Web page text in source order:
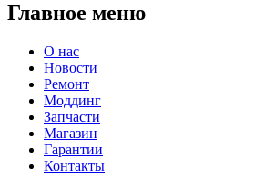
Главное меню
О нас
Новости
Ремонт
Моддинг
Запчасти
Магазин
Гарантии
Контакты